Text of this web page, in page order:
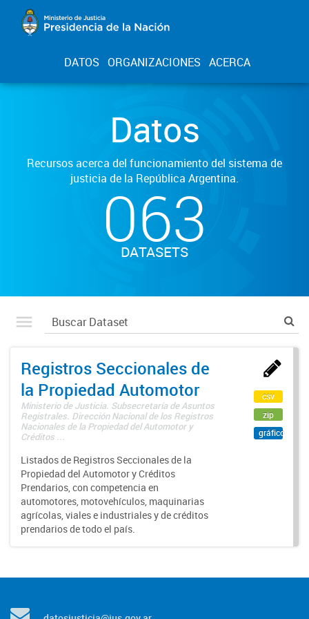
DATOS ORGANIZACIONES ACERCA
Datos
Recursos acerca del funcionamiento del sistema de
justicia de la República Argentina.
063
DATASETS
Registros Seccionales de
la Propiedad Automotor
Ministerio de Justicia. Subsecretaría de Asuntos
Registrales. Dirección Nacional de los Registros
Nacionales de la Propiedad del Automotor y
Créditos ...
Listados de Registros Seccionales de la
Propiedad del Automotor y Créditos
Prendarios, con competencia en
automotores, motovehículos, maquinarias
agrícolas, viales e industriales y de créditos
prendarios de todo el país.
csv
zip
gráfico